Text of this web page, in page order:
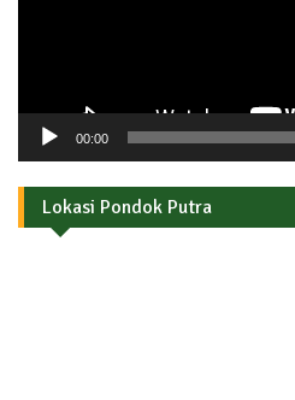
00:00
Lokasi Pondok Putra